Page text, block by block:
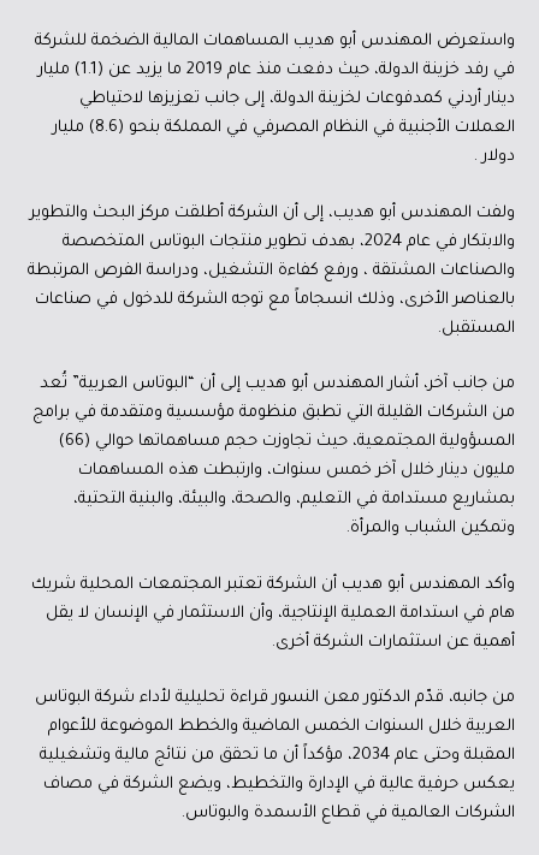
واستعرض المهندس أبو هديب المساهمات المالية الضخمة للشركة
في رفد خزينة الدولة، حيث دفعت منذ عام 2019 ما يزيد عن (1.1) مليار
دينار أردني كمدفوعات لخزينة الدولة، إلى جانب تعزيزها لاحتياطي
العملات الأجنبية في النظام المصرفي في المملكة بنحو (8.6) مليار
دولار .
ولفت المهندس أبو هديب، إلى أن الشركة أطلقت مركز البحث والتطوير
والابتكار في عام 2024، بهدف تطوير منتجات البوتاس المتخصصة
والصناعات المشتقة ، ورفع كفاءة التشغيل، ودراسة الفرص المرتبطة
بالعناصر الأخرى، وذلك انسجاماً مع توجه الشركة للدخول في صناعات
المستقبل.
من جانب آخر، أشار المهندس أبو هديب إلى أن “البوتاس العربية” تُعد
من الشركات القليلة التي تطبق منظومة مؤسسية ومتقدمة في برامج
المسؤولية المجتمعية، حيث تجاوزت حجم مساهماتها حوالي (66)
مليون دينار خلال آخر خمس سنوات، وارتبطت هذه المساهمات
بمشاريع مستدامة في التعليم، والصحة، والبيئة، والبنية التحتية،
وتمكين الشباب والمرأة.
وأكد المهندس أبو هديب أن الشركة تعتبر المجتمعات المحلية شريك
هام في استدامة العملية الإنتاجية، وأن الاستثمار في الإنسان لا يقل
أهمية عن استثمارات الشركة أخرى.
من جانبه، قدّم الدكتور معن النسور قراءة تحليلية لأداء شركة البوتاس
العربية خلال السنوات الخمس الماضية والخطط الموضوعة للأعوام
المقبلة وحتى عام 2034، مؤكداً أن ما تحقق من نتائج مالية وتشغيلية
يعكس حرفية عالية في الإدارة والتخطيط، ويضع الشركة في مصاف
الشركات العالمية في قطاع الأسمدة والبوتاس.